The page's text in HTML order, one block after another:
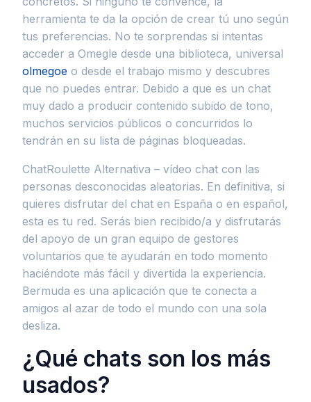
herramienta te da la opción de crear tú uno según
tus preferencias. No te sorprendas si intentas
acceder a Omegle desde una biblioteca, universal
olmegoe o desde el trabajo mismo y descubres
que no puedes entrar. Debido a que es un chat
muy dado a producir contenido subido de tono,
muchos servicios públicos o concurridos lo
tendrán en su lista de páginas bloqueadas.
ChatRoulette Alternativa – vídeo chat con las
personas desconocidas aleatorias. En definitiva, si
quieres disfrutar del chat en España o en español,
esta es tu red. Serás bien recibido/a y disfrutarás
del apoyo de un gran equipo de gestores
voluntarios que te ayudarán en todo momento
haciéndote más fácil y divertida la experiencia.
Bermuda es una aplicación que te conecta a
amigos al azar de todo el mundo con una sola
desliza.
¿Qué chats son los más
usados?